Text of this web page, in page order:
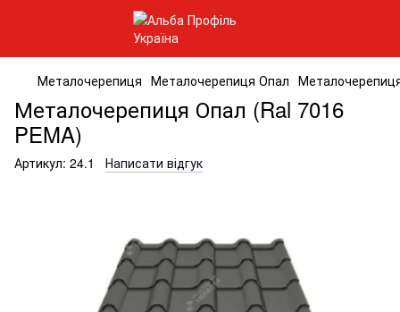
Металочерепиця Металочерепиця Опал
Металочерепиця Опал (Ral 7016
PEMA)
Артикул: 24.1 Написати відгук